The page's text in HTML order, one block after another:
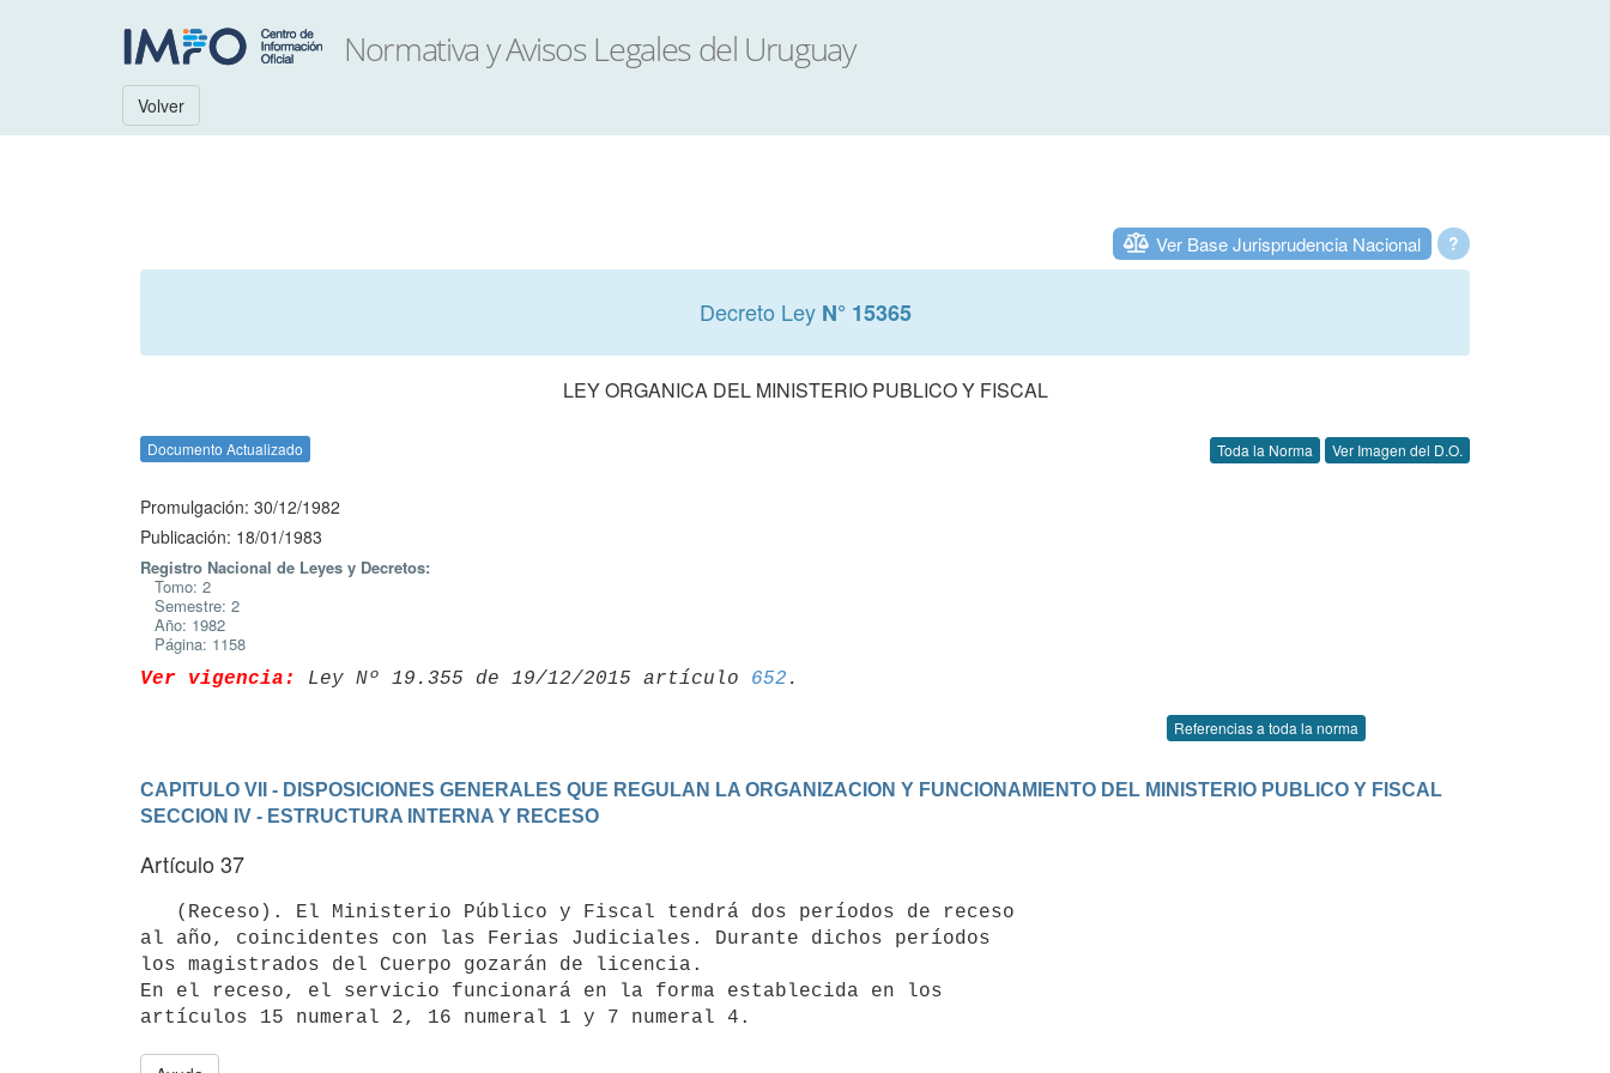
Volver
?
Ver Base Jurisprudencia Nacional
Decreto Ley N° 15365
LEY ORGANICA DEL MINISTERIO PUBLICO Y FISCAL
Documento Actualizado Toda la Norma Ver Imagen del D.O.
Promulgación: 30/12/1982
Publicación: 18/01/1983
Registro Nacional de Leyes y Decretos:
Tomo: 2
Semestre: 2
Año: 1982
Página: 1158
Ver vigencia: Ley Nº 19.355 de 19/12/2015 artículo 652
Referencias a toda la norma
CAPITULO VII - DISPOSICIONES GENERALES QUE REGULAN LA ORGANIZACION Y FUNCIONAMIENTO DEL MINISTERIO PUBLICO Y FISCAL
SECCION IV - ESTRUCTURA INTERNA Y RECESO
Artículo 37
al año, coincidentes con las Ferias Judiciales. Durante dichos períodos
los magistrados del Cuerpo gozarán de licencia.
En el receso, el servicio funcionará en la forma establecida en los